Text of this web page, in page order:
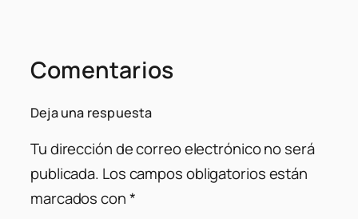
Comentarios
Deja una respuesta
Tu dirección de correo electrónico no será
publicada. Los campos obligatorios están
marcados con*